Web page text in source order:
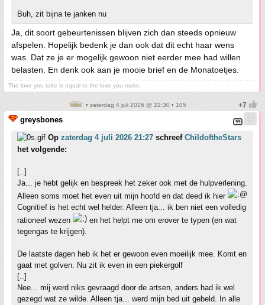
Buh, zit bijna te janken nu
Ja, dit soort gebeurtenissen blijven zich dan steeds opnieuw
afspelen. Hopelijk bedenk je dan ook dat dit echt haar wens
was. Dat ze je er mogelijk gewoon niet eerder mee had willen
belasten. En denk ook aan je mooie brief en de Monatoetjes.
The love you take is equal to the love you make.
• zaterdag 4 juli 2026 @ 22:30 • 105
greysbones
Op zaterdag 4 juli 2026 21:27 schreef ChildoftheStars
het volgende:
[..]
Ja... je hebt gelijk en bespreek het zeker ook met de hulpverlening.
Alleen soms moet het even uit mijn hoofd en dat deed ik hier
Cognitief is het echt wel helder. Alleen tja... ik ben niet een volledig
rationeel wezen
en het helpt me om erover te typen (en wat
tegengas te krijgen).
De laatste dagen heb ik het er gewoon even moeilijk mee. Komt en
gaat met golven. Nu zit ik even in een piekergolf
[..]
Nee... mij werd niks gevraagd door de artsen, anders had ik wel
gezegd wat ze wilde. Alleen tja... werd mijn bed uit gebeld. In alle